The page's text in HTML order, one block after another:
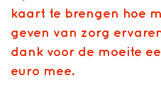
kaart te brengen hoe
geven van zorg
dank voor de moeite
euro mee.